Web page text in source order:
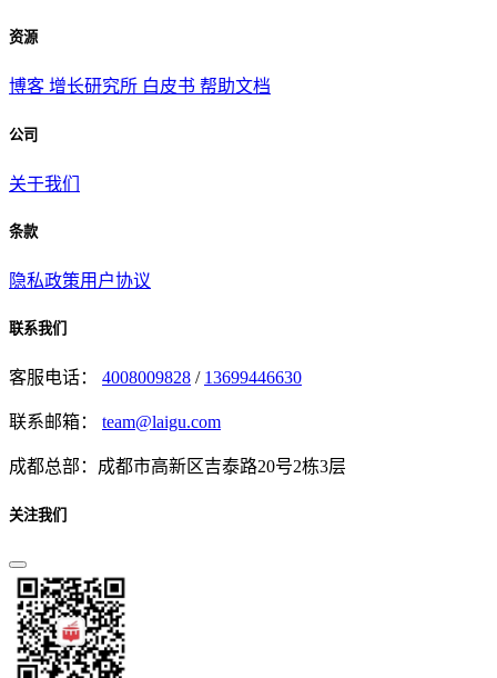
资源
博客 增长研究所 白皮书 帮助文档
公司
关于我们
条款
隐私政策用户协议
联系我们
客服电话： 4008009828 / 13699446630
联系邮箱： team@laigu.com
成都总部：成都市高新区吉泰路20号2栋3层
关注我们